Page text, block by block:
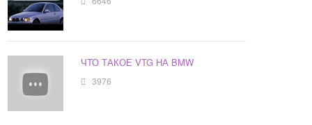
ЧТО ТАКОЕ VTG НА BMW
3976